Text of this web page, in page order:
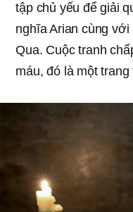
tập chủ yếu để giải
nghĩa Arian cùng
Qua. Cuộc tranh
máu, đó là một